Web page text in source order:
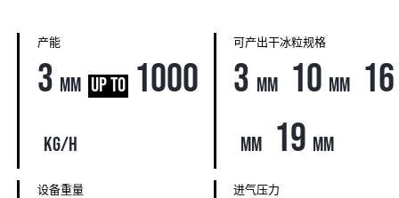
产能
3 mm UP TO 1000
kg/h
可产出干冰粒规格
3 mm10 mm 16
mm19 mm
设备重量 进气压力